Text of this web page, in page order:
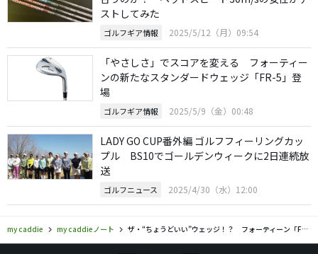
ストしてみた
ゴルフギア情報 2025/5/12（月）09:54
「やさしさ」でスコアを変える フォーティー
ンの新たなスタンダードウェッジ「FR-5」登
場
ゴルフギア情報 2025/5/9（金）00:48
LADY GO CUP番外編 ゴルフフィーリングカッ
プル BS10でゴールデンウィークに2日連続放
送
ゴルフニュース 2025/4/30（水）12:00
my caddie my caddieノート ザ・“ちょうどいい”ウェッジ！？ フォーティーン「FR-5」をHC10のアマチュアとプロが試打してみた【前編】